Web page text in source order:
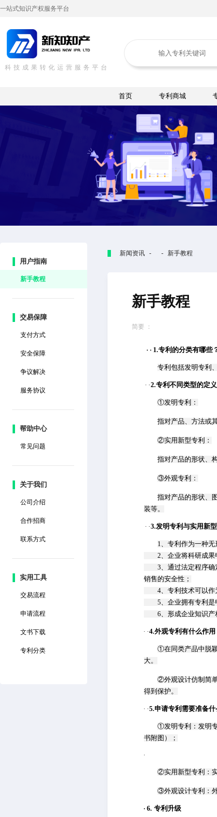
一站式知识产权服务平台
科技成果转化运营服务平台
首页 专利商城
用户指南
新手教程
交易保障
支付方式
安全保障
争议解决
服务协议
帮助中心
常见问题
关于我们
公司介绍
合作招商
联系方式
实用工具
交易流程
申请流程
文书下载
专利分类
新闻资讯 - - 新手教程
新手教程
简要 ：
· · 1.专利的分类有哪些
专利包括发明专利
· ·2.专利不同类型的定
①发明专利：
指对产品、方法或
②实用新型专利：
指对产品的形状、
③外观专利：
指对产品的形状、
装等。
· ·3.发明专利与实用新
1、专利作为一种
2、企业将科研成果申
3、通过法定程序确定
销售的安全性；
4、专利技术可以作
5、企业拥有专利是
6、形成企业知识产
· ·4.外观专利有什么作用
①在同类产品中脱
大。
②外观设计仿制简
得到保护。
· ·5.申请专利需要准备
①发明专利：发明
书附图）；
·
②实用新型专利：
③外观设计专利：
· 6. 专利升级